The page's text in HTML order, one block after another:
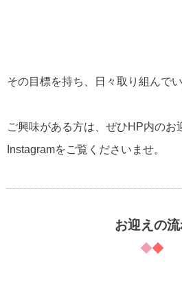
その目標を持ち、日々取り組んでい
ご興味がある方は、ぜひHP内のお
Instagramをご覧くださいませ。
お迎えの